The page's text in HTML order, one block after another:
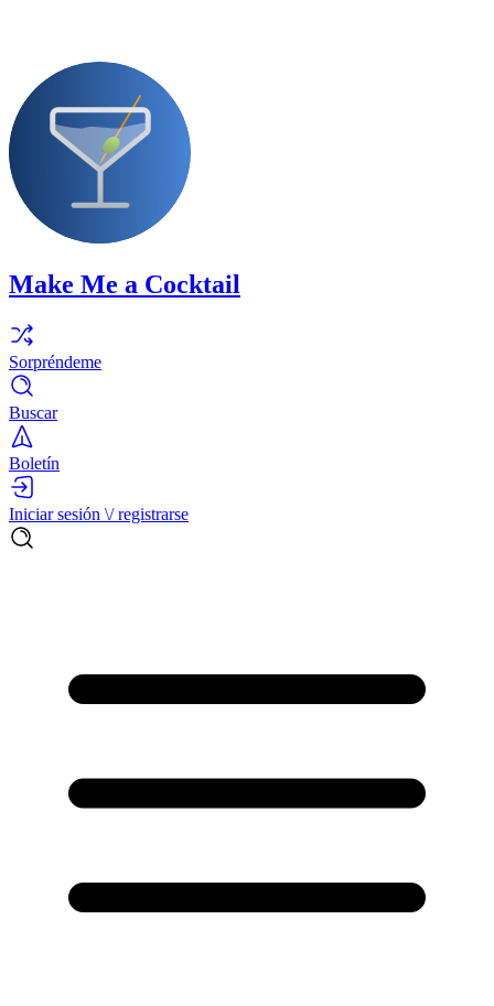
Make Me a Cocktail
Sorpréndeme
Buscar
Boletín
Iniciar sesión \/ registrarse